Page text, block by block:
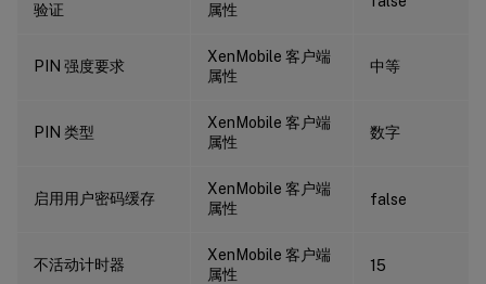
验证 属性
PIN 强度要求
XenMobile 客户端
属性
中等
PIN 类型
XenMobile 客户端
属性
数字
启用用户密码缓存
XenMobile 客户端
属性
false
不活动计时器
XenMobile 客户端
属性
15